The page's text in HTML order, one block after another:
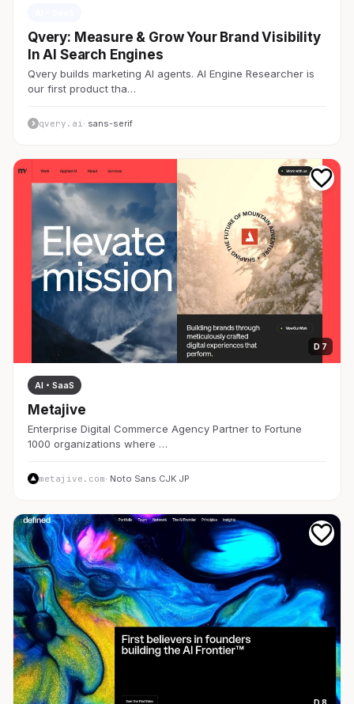
Qvery: Measure & Grow Your Brand Visibility
In AI Search Engines
Qvery builds marketing AI agents. AI Engine Researcher is
our first product tha…
qvery.ai · sans-serif
D 7
AI・SaaS
Metajive
Enterprise Digital Commerce Agency Partner to Fortune
1000 organizations where …
metajive.com· Noto Sans CJK JP